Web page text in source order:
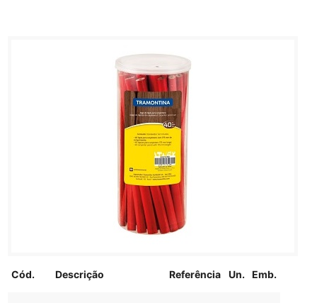
Cód. Descrição Referência Un. Emb.